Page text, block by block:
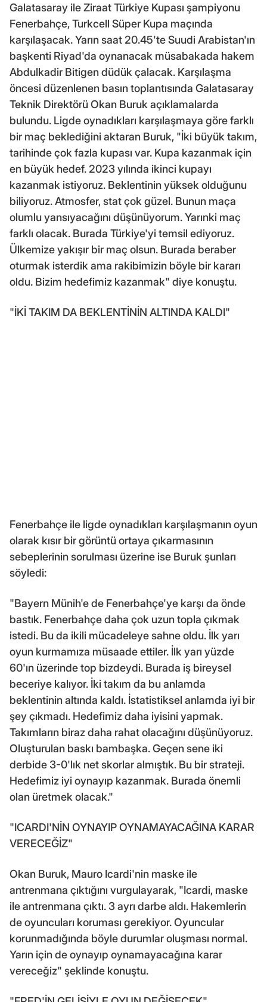
Galatasaray ile Ziraat Türkiye Kupası şampiyonu
Fenerbahçe, Turkcell Süper Kupa maçında
karşılaşacak. Yarın saat 20.45'te Suudi Arabistan'ın
başkenti Riyad'da oynanacak müsabakada hakem
Abdulkadir Bitigen düdük çalacak. Karşılaşma
öncesi düzenlenen basın toplantısında Galatasaray
Teknik Direktörü Okan Buruk açıklamalarda
bulundu. Ligde oynadıkları karşılaşmaya göre farklı
bir maç beklediğini aktaran Buruk, "İki büyük takım,
tarihinde çok fazla kupası var. Kupa kazanmak için
en büyük hedef. 2023 yılında ikinci kupayı
kazanmak istiyoruz. Beklentinin yüksek olduğunu
biliyoruz. Atmosfer, stat çok güzel. Bunun maça
olumlu yansıyacağını düşünüyorum. Yarınki maç
farklı olacak. Burada Türkiye'yi temsil ediyoruz.
Ülkemize yakışır bir maç olsun. Burada beraber
oturmak isterdik ama rakibimizin böyle bir kararı
oldu. Bizim hedefimiz kazanmak" diye konuştu.
"İKİ TAKIM DA BEKLENTİNİN ALTINDA KALDI"
Fenerbahçe ile ligde oynadıkları karşılaşmanın oyun
olarak kısır bir görüntü ortaya çıkarmasının
sebeplerinin sorulması üzerine ise Buruk şunları
söyledi:
"Bayern Münih'e de Fenerbahçe'ye karşı da önde
bastık. Fenerbahçe daha çok uzun topla çıkmak
istedi. Bu da ikili mücadeleye sahne oldu. İlk yarı
oyun kurmamıza müsaade ettiler. İlk yarı yüzde
60'ın üzerinde top bizdeydi. Burada iş bireysel
beceriye kalıyor. İki takım da bu anlamda
beklentinin altında kaldı. İstatistiksel anlamda iyi bir
şey çıkmadı. Hedefimiz daha iyisini yapmak.
Takımların biraz daha rahat olacağını düşünüyoruz.
Oluşturulan baskı bambaşka. Geçen sene iki
derbide 3-0'lık net skorlar almıştık. Bu bir strateji.
Hedefimiz iyi oynayıp kazanmak. Burada önemli
olan üretmek olacak."
"ICARDI'NİN OYNAYIP OYNAMAYACAĞINA KARAR
VERECEĞİZ"
Okan Buruk, Mauro Icardi'nin maske ile
antrenmana çıktığını vurgulayarak, "Icardi, maske
ile antrenmana çıktı. 3 ayrı darbe aldı. Hakemlerin
de oyuncuları koruması gerekiyor. Oyuncular
korunmadığında böyle durumlar oluşması normal.
Yarın için de oynayıp oynamayacağına karar
vereceğiz" şeklinde konuştu.